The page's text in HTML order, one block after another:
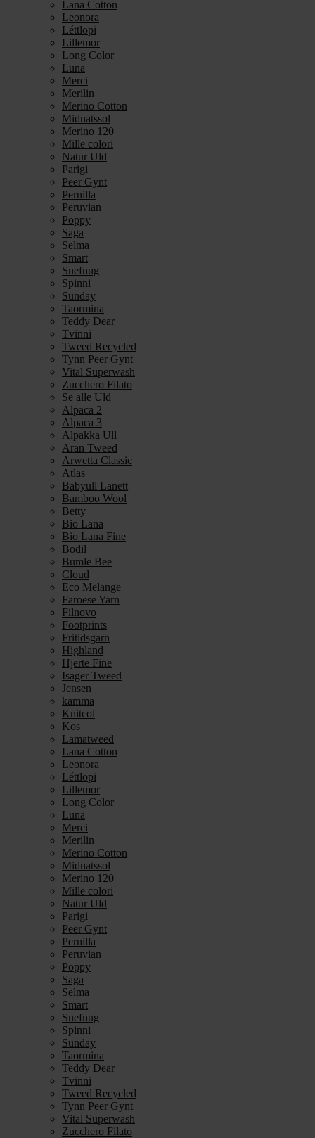
Lana Cotton
Leonora
Léttlopi
Lillemor
Long Color
Luna
Merci
Merilin
Merino Cotton
Midnatssol
Merino 120
Mille colori
Natur Uld
Parigi
Peer Gynt
Pernilla
Peruvian
Poppy
Saga
Selma
Smart
Snefnug
Spinni
Sunday
Taormina
Teddy Dear
Tvinni
Tweed Recycled
Tynn Peer Gynt
Vital Superwash
Zucchero Filato
Se alle Uld
Alpaca 2
Alpaca 3
Alpakka Ull
Aran Tweed
Arwetta Classic
Atlas
Babyull Lanett
Bamboo Wool
Betty
Bio Lana
Bio Lana Fine
Bodil
Bumle Bee
Cloud
Eco Melange
Faroese Yarn
Filnovo
Footprints
Fritidsgarn
Highland
Hjerte Fine
Isager Tweed
Jensen
kamma
Knitcol
Kos
Lamatweed
Lana Cotton
Leonora
Léttlopi
Lillemor
Long Color
Luna
Merci
Merilin
Merino Cotton
Midnatssol
Merino 120
Mille colori
Natur Uld
Parigi
Peer Gynt
Pernilla
Peruvian
Poppy
Saga
Selma
Smart
Snefnug
Spinni
Sunday
Taormina
Teddy Dear
Tvinni
Tweed Recycled
Tynn Peer Gynt
Vital Superwash
Zucchero Filato